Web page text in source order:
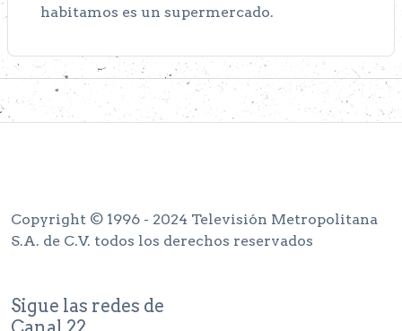
habitamos es un supermercado.
Copyright © 1996 - 2024 Televisión Metropolitana
S.A. de C.V. todos los derechos reservados
Sigue las redes de